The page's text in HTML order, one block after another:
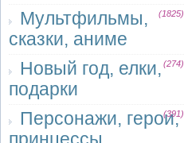
Мультфильмы,
сказки, аниме
(1825)
Новый год, елки,
подарки
(274)
Персонажи, герои,
(391)